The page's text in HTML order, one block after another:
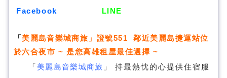
Facebook LINE
「美麗島音樂城商旅 」證號551 鄰近美麗島捷運站位
於六合夜市 ~ 是您高雄租屋最佳選擇 ~
「 美麗島音樂城商旅 」 持最熱忱的心提供住宿服